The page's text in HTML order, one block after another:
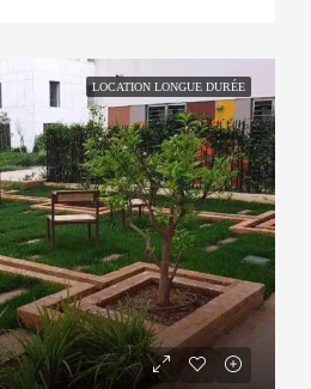
LOCATION LONGUE DURÉE